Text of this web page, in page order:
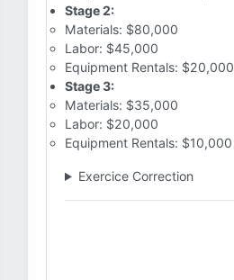
Stage 2:
Materials: $80,000
Labor: $45,000
Equipment Rentals: $20,000
Stage 3:
Materials: $35,000
Labor: $20,000
Equipment Rentals: $10,000
Exercice Correction